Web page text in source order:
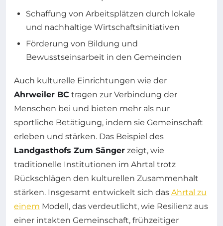
Schaffung von Arbeitsplätzen durch lokale
und nachhaltige Wirtschaftsinitiativen
Förderung von Bildung und
Bewusstseinsarbeit in den Gemeinden
Auch kulturelle Einrichtungen wie der
Ahrweiler BC tragen zur Verbindung der
Menschen bei und bieten mehr als nur
sportliche Betätigung, indem sie Gemeinschaft
erleben und stärken. Das Beispiel des
Landgasthofs Zum Sänger zeigt, wie
traditionelle Institutionen im Ahrtal trotz
Rückschlägen den kulturellen Zusammenhalt
stärken. Insgesamt entwickelt sich das Ahrtal zu
einem Modell, das verdeutlicht, wie Resilienz aus
einer intakten Gemeinschaft, frühzeitiger